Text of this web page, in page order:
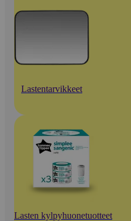
Lastentarvikkeet
Lasten kylpyhuonetuotteet